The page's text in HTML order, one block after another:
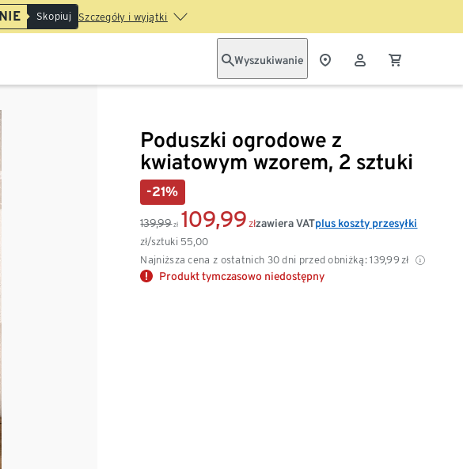
Skopiuj Szczegóły i wyjątki
Wyszukiwanie
Poduszki ogrodowe z
kwiatowym wzorem, 2 sztuki
-21%
139,99 zł 109,99 zł
zł/sztuki 55,00
Najniższa cena z ostatnich 30 dni przed obniżką: 139,99zł
zawiera VATplus koszty przesyłki
Produkt tymczasowo niedostępny